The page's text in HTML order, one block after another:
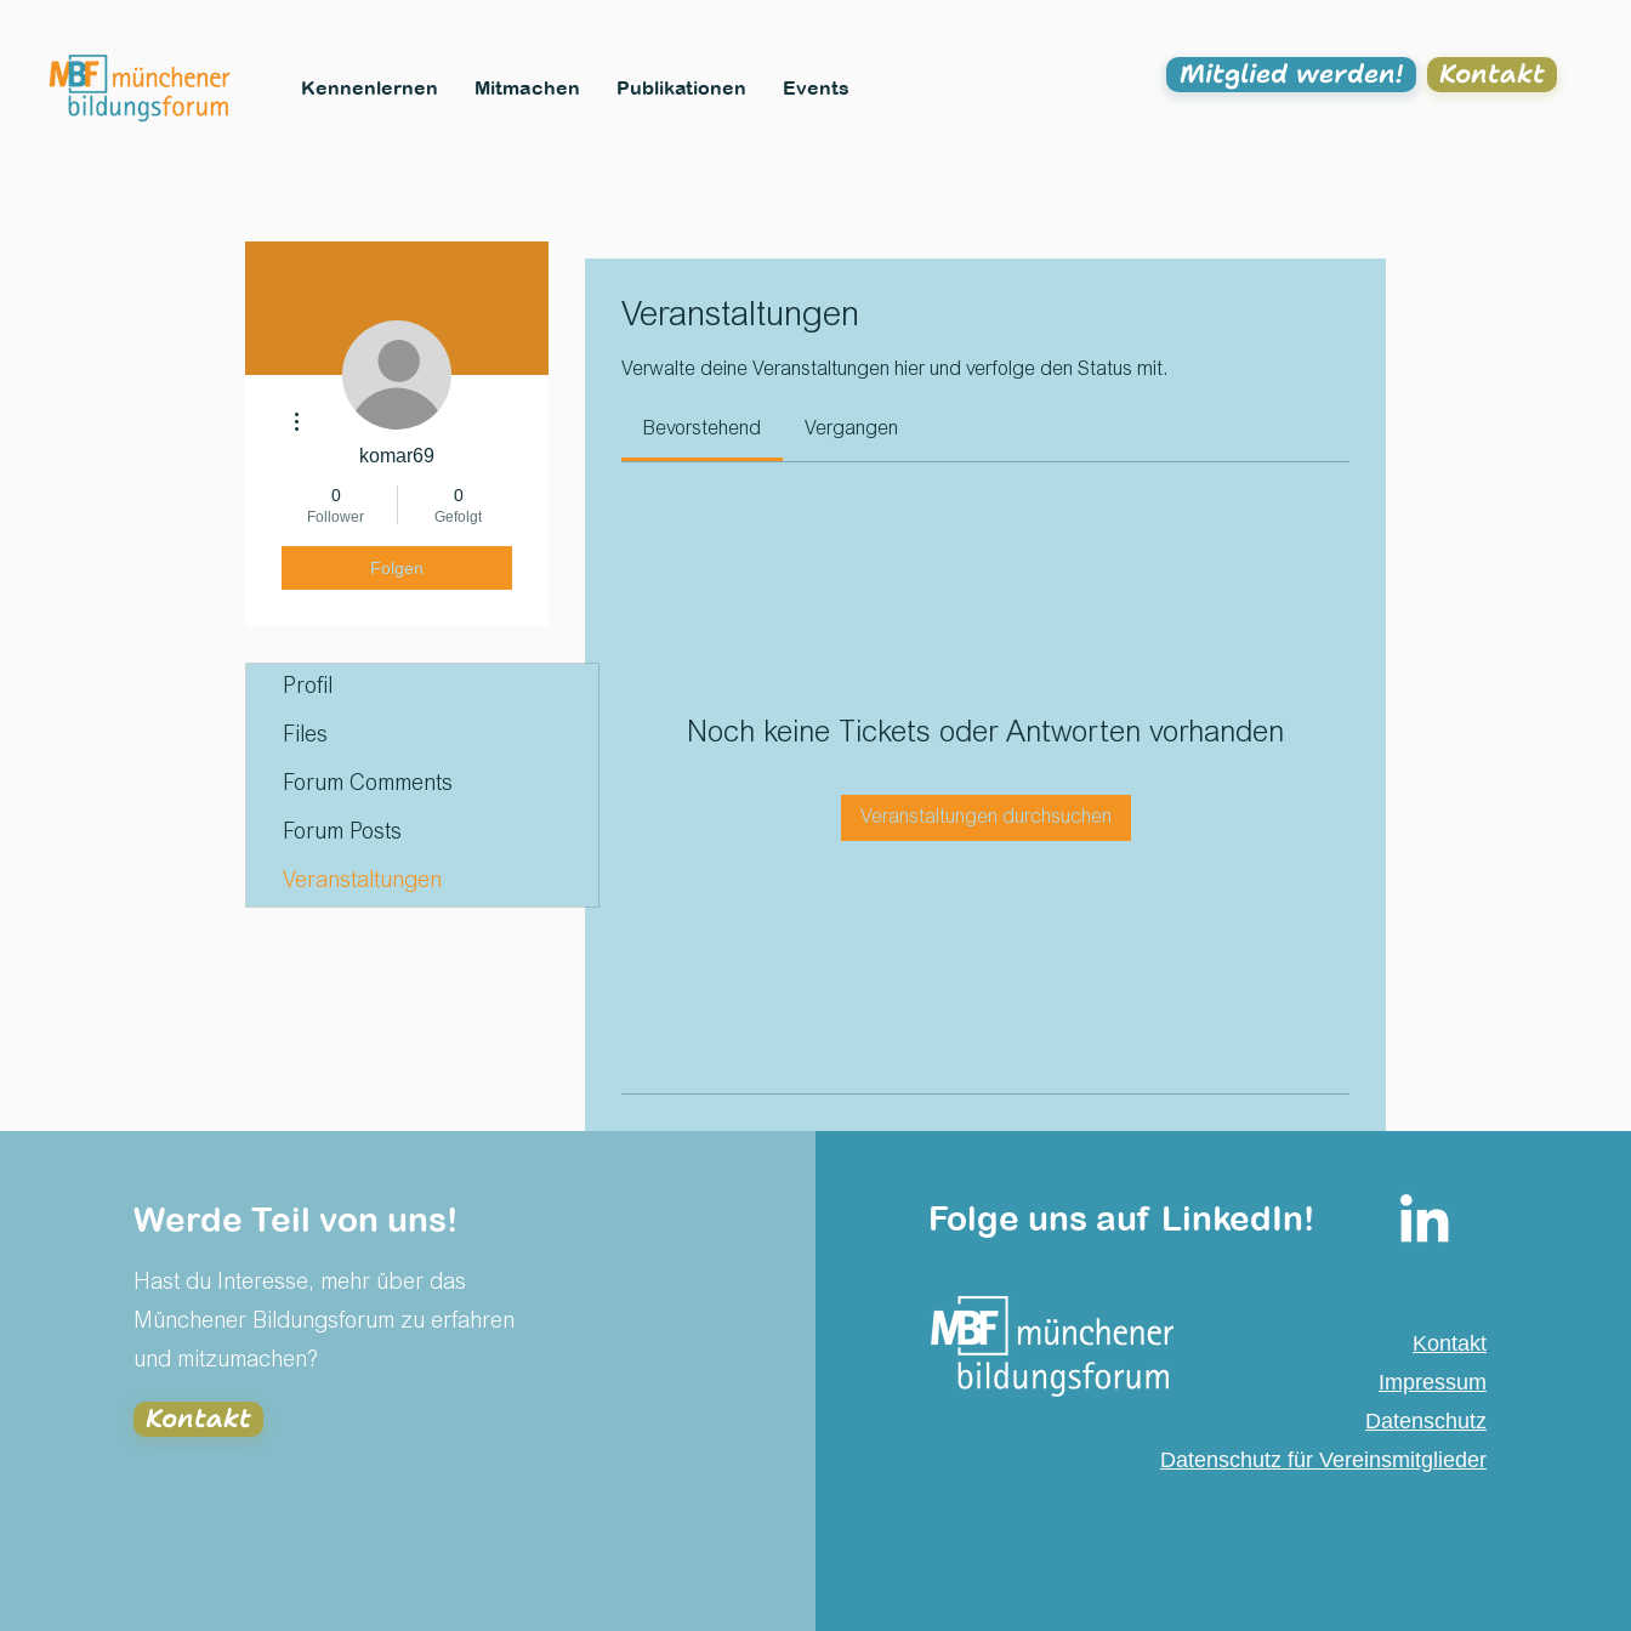
Kennenlernen Mitmachen Publikationen Events Mitglied werden! Kontakt
Veranstaltungen
Verwalte deine Veranstaltungen hier und verfolge den Status mit.
Bevorstehend Vergangen
Noch keine Tickets oder Antworten vorhanden
Veranstaltungen durchsuchen
komar69
0
Follower
0
Gefolgt
Folgen
Weitere Optionen
Profil
Files
Forum Comments
Forum Posts
Veranstaltungen
Werde Teil von uns!
Hast du Interesse, mehr über das
Münchener Bildungsforum zu erfahren
und mitzumachen?
Kontakt
Folge uns auf LinkedIn!
Kontakt
Impressum
Datenschutz
Datenschutz für Vereinsmitglieder